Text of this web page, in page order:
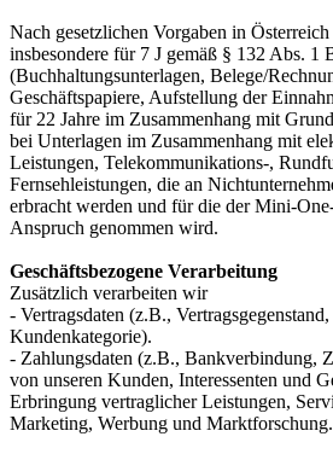
Nach gesetzlichen Vorgaben in
insbesondere für 7 J gemäß § 132 Abs. 1
(Buchhaltungsunterlagen, Belege/
Geschäftspapiere, Aufstellung der
für 22 Jahre im Zusammenhang mit
bei Unterlagen im Zusammenhang mit
Leistungen, Telekommunikations-,
Fernsehleistungen, die an
erbracht werden und für die der Mini-
Anspruch genommen wird.
Geschäftsbezogene Verarbeitung
Zusätzlich verarbeiten wir
- Vertragsdaten (z.B.,
Kundenkategorie).
- Zahlungsdaten (z.B., Bankverbindung,
von unseren Kunden, Interessenten und
Erbringung vertraglicher Leistungen,
Marketing, Werbung und Marktforschung.